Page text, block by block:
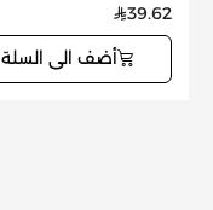
الشعر 125 جم 39.62
أضف الى السلة